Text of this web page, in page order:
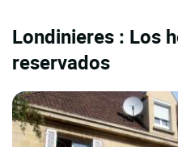
Londinieres : Los
reservados